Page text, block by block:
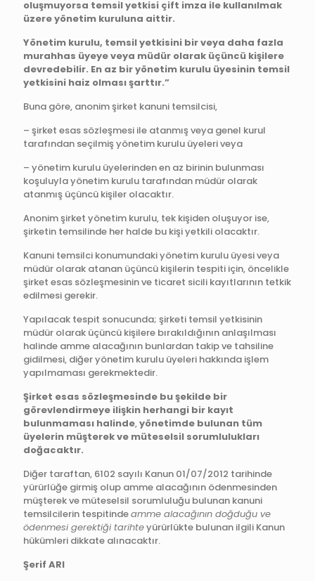
oluşmuyorsa temsil yetkisi çift imza ile kullanılmak
üzere yönetim kuruluna aittir.
Yönetim kurulu, temsil yetkisini bir veya daha fazla
murahhas üyeye veya müdür olarak üçüncü kişilere
devredebilir. En az bir yönetim kurulu üyesinin temsil
yetkisini haiz olması şarttır.”
Buna göre, anonim şirket kanuni temsilcisi,
– şirket esas sözleşmesi ile atanmış veya genel kurul
tarafından seçilmiş yönetim kurulu üyeleri veya
– yönetim kurulu üyelerinden en az birinin bulunması
koşuluyla yönetim kurulu tarafından müdür olarak
atanmış üçüncü kişiler olacaktır.
Anonim şirket yönetim kurulu, tek kişiden oluşuyor ise,
şirketin temsilinde her halde bu kişi yetkili olacaktır.
Kanuni temsilci konumundaki yönetim kurulu üyesi veya
müdür olarak atanan üçüncü kişilerin tespiti için, öncelikle
şirket esas sözleşmesinin ve ticaret sicili kayıtlarının tetkik
edilmesi gerekir.
Yapılacak tespit sonucunda; şirketi temsil yetkisinin
müdür olarak üçüncü kişilere bırakıldığının anlaşılması
halinde amme alacağının bunlardan takip ve tahsiline
gidilmesi, diğer yönetim kurulu üyeleri hakkında işlem
yapılmaması gerekmektedir.
Şirket esas sözleşmesinde bu şekilde bir
görevlendirmeye ilişkin herhangi bir kayıt
bulunmaması halinde,yönetimde bulunan tüm
üyelerin müşterek ve müteselsil sorumlulukları
doğacaktır.
Diğer taraftan, 6102 sayılı Kanun 01/07/2012 tarihinde
yürürlüğe girmiş olup amme alacağının ödenmesinden
müşterek ve müteselsil sorumluluğu bulunan kanuni
temsilcilerin tespitindeamme alacağının doğduğu ve
ödenmesi gerektiği tarihteyürürlükte bulunan ilgili Kanun
hükümleri dikkate alınacaktır.
Şerif ARI